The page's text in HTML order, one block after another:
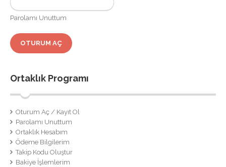
Parolamı Unuttum
Ortaklık Programı
Oturum Aç / Kayıt Ol
Parolamı Unuttum
Ortaklık Hesabım
Ödeme Bilgilerim
Takip Kodu Oluştur
Bakiye İşlemlerim